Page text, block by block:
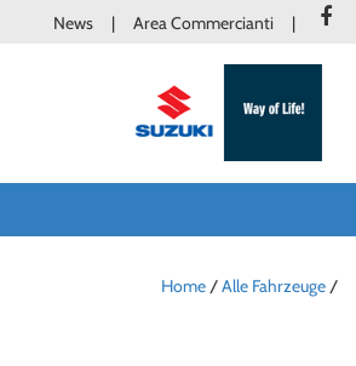
News Area Commercianti
Home /Alle Fahrzeuge /